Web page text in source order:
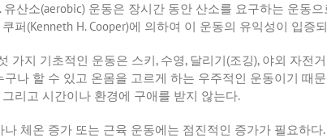
. 유산소(aerobic) 운동은 장시간 동안 산소를 요구하는 운동
퍼(Kenneth H. Cooper)에 의하여 이 운동의 유익성이 입증
가지 기초적인 운동은 스키, 수영, 달리기(조깅), 야외 자전
구나 할 수 있고 온몸을 고르게 하는 우주적인 운동이기 때
그리고 시간이나 환경에 구애를 받지 않는다.
나 체온 증가 또는 근육 운동에는 점진적인 증가가 필요하다.